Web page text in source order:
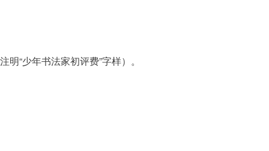
“少年书法家初评费”字样）。